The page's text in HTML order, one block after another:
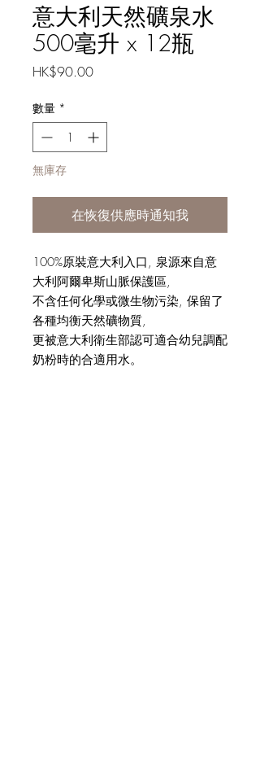
意大利天然礦泉水
500毫升 x 12瓶
HK$90.00價
數量 *
無庫存
在恢復供應時通知我
100%原裝意大利入口, 泉源來自意
大利阿爾卑斯山脈保護區,
不含任何化學或微生物污染, 保留了
各種均衡天然礦物質,
更被意大利衛生部認可適合幼兒調配
奶粉時的合適用水。